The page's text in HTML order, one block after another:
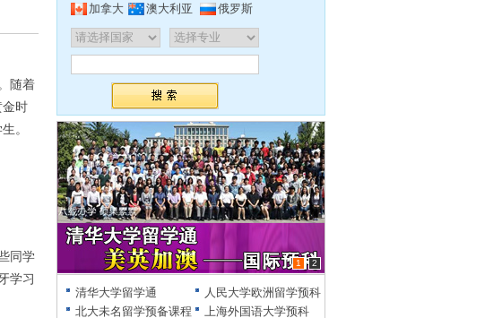
随着
金时
。
同学
学习
加拿大
澳大利亚 俄罗斯
1 2
清华大学留学通
人民大学欧洲留学预科
北大未名留学预备课程
上海外国语大学预科